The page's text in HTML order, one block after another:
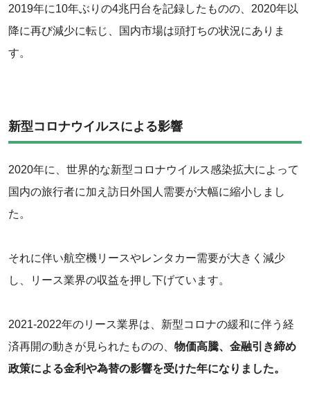
2019年に10年ぶりの4兆円台を記録したものの、2020年以
降に再び減少に転じ、国内市場は頭打ちの状況にありま
す。
新型コロナウイルスによる影響
2020年に、世界的な新型コロナウイルス感染拡大によって
国内の旅行者に加え訪日外国人需要が大幅に縮小しまし
た。
‌それに伴い航空機リースやレンタカー需要が大きく減少
し、リース業界の収益を押し下げています。
2021-2022年のリース業界は、新型コロナの緩和に伴う経
済再開の動きが見られたものの、 物価高騰、金融引き締め
政策による金利や為替の影響を受けた年になりました。